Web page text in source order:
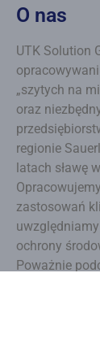
O nas
UTK Solution
„szytych na
oraz
regionie
latach sławę
zastosowań
ochrony
Poważnie